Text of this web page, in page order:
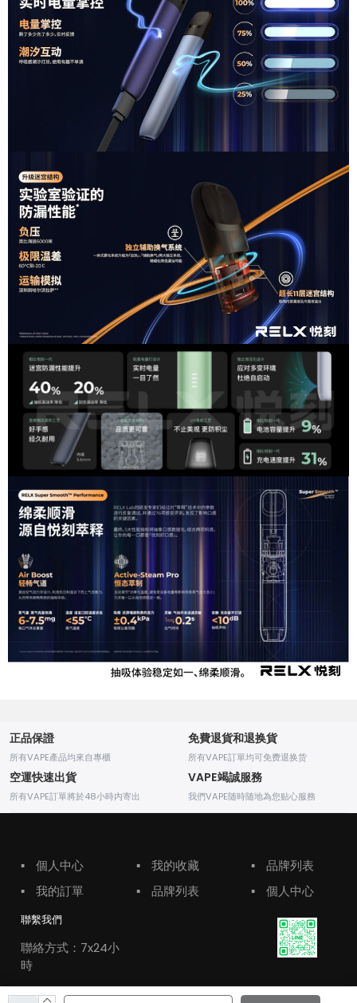
正品保證
所有VAPE產品均來自專櫃
免費退貨和退换貨
所有VAPE訂單均可免费退换货
空運快速出貨
所有VAPE訂單將於48小時内寄出
VAPE竭誠服務
我們VAPE随時随地為您贴心服務
▪
個人中心
▪
我的訂單
▪
我的收藏
▪
品牌列表
▪
品牌列表
▪
個人中心
聯繫我們
聯絡方式：7x24小
時